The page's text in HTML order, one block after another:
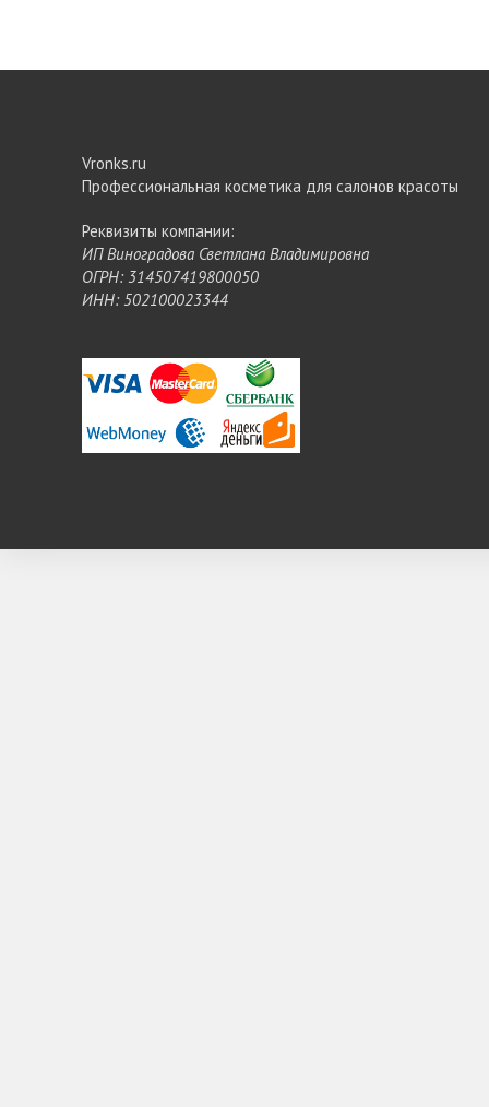
Vronks.ru
Профессиональная косметика для салонов красоты
Реквизиты компании:
ИП Виноградова Светлана Владимировна
ОГРН: 314507419800050
ИНН: 502100023344